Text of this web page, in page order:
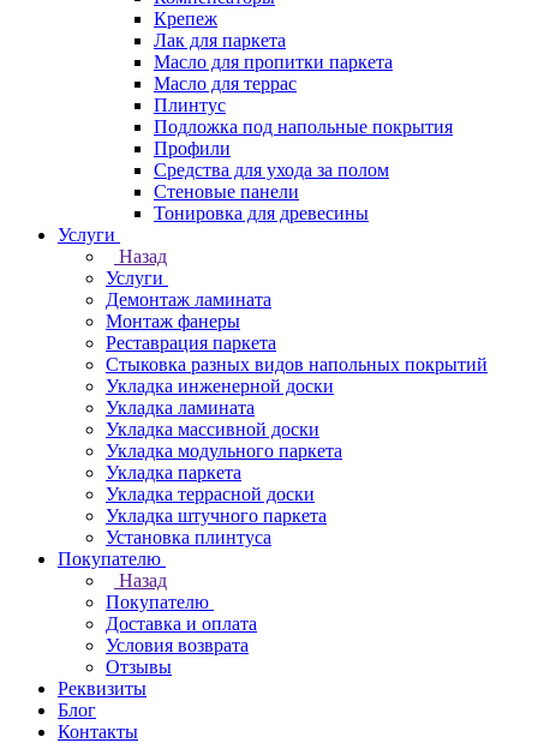
Крепеж
Лак для паркета
Масло для пропитки паркета
Масло для террас
Плинтус
Подложка под напольные покрытия
Профили
Средства для ухода за полом
Стеновые панели
Тонировка для древесины
Услуги
Назад
Услуги
Демонтаж ламината
Монтаж фанеры
Реставрация паркета
Стыковка разных видов напольных покрытий
Укладка инженерной доски
Укладка ламината
Укладка массивной доски
Укладка модульного паркета
Укладка паркета
Укладка террасной доски
Укладка штучного паркета
Установка плинтуса
Покупателю
Назад
Покупателю
Доставка и оплата
Условия возврата
Отзывы
Реквизиты
Блог
Контакты